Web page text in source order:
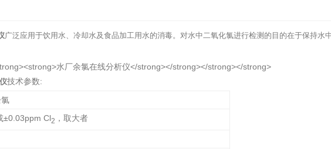
广泛应用于饮用水、冷却水及食品加工用水的消毒。对水中二氧化氯进行检测的目的在于保持水
技术参数:
±0.03ppm Cl2 ，取大者